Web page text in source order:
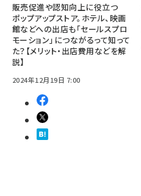
販売促進や認知向上に役立つ
ポップアップストア。ホテル、映画
館などへの出店も「セールスプロ
モーション」につながるって知って
た？【メリット・出店費用などを解
説】
2024年12月19日 7:00